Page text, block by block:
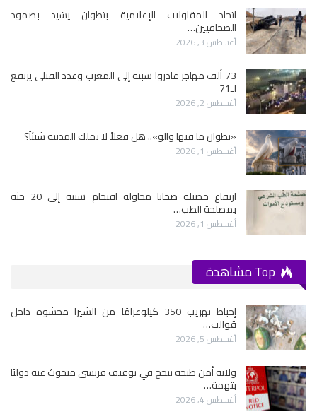
اتحاد المقاولات الإعلامية بتطوان يشيد بصمود
الصحافيين…
أغسطس 3, 2026
73 ألف مهاجر غادروا سبتة إلى المغرب وعدد القتلى يرتفع
لـ71
أغسطس 2, 2026
«تطوان ما فيها والو».. هل فعلاً لا تملك المدينة شيئاً؟
أغسطس 1, 2026
ارتفاع حصيلة ضحايا محاولة اقتحام سبتة إلى 20 جثة
بمصلحة الطب…
أغسطس 1, 2026
إحباط تهريب 350 كيلوغرامًا من الشيرا محشوة داخل
قوالب…
أغسطس 5, 2026
ولاية أمن طنجة تنجح في توقيف فرنسي مبحوث عنه دوليًا
بتهمة…
أغسطس 4, 2026